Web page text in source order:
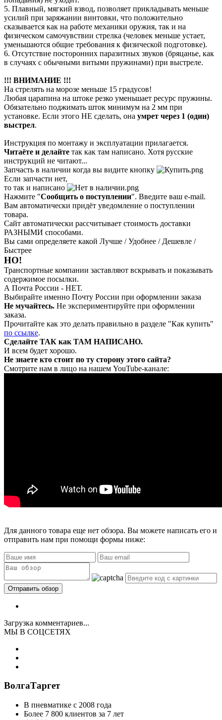
5. Плавный, мягкий взвод, позволяет прикладывать меньше
усилий при заряжании винтовки, что положительно
сказывается как на работе механики оружия, так и на
физическом самочувствии стрелка (человек меньше устает,
уменьшаются общие требования к физической подготовке).
6. Отсутствие посторонних паразитных звуков (бряцанье, как
в случаях с обычными витыми пружинами) при выстреле.
!!! ВНИМАНИЕ !!!
На стрелять на морозе меньше 15 градусов!
Любая царапина на штоке резко уменьшает ресурс пружины.
Обязательно поджимать шток минимум на 2 мм при
установке. Если этого НЕ сделать, она умрет через 1 (один)
выстрел.
Инструкция по монтажу и эксплуатации прилагается.
Читаёте и делайте так как там написано. Хотя русские
инструкций не читают...
Запчасть в наличии когда вы видите кнопку
Если запчасти нет,
то так и написано
Нажмите "Сообщить о поступлении". Введите ваш e-mail.
Вам автоматически придёт уведомление о поступлении
товара.
Сайт автоматически рассчитывает стоимость доставки
РАЗНЫМИ способами.
Вы сами определяете какой Лучше / Удобнее / Дешевле /
Быстрее
НО!
Транспортные компании заставляют вскрывать и показывать
содержимое посылки.
А Почта России - НЕТ.
Выбирайте именно Почту России при оформлении заказа
Не мучайтесь. Не экспериментируйте при оформлении
заказа.
Прочитайте как это делать правильно в разделе "Как купить"
по ссылке.
Сделайте ТАК как ТАМ НАПИСАНО.
И всем будет хорошо.
Не знаете кто стоит по ту сторону этого сайта?
Смотрите нам в лицо на нашем YouTube-канале:
Для данного товара еще нет обзора. Вы можете написать его и
отправить нам при помощи формы ниже:
Загрузка комментариев...
МЫ В СОЦСЕТЯХ
ВолгаТаргет
В пневматике с 2008 года
Более 7 800 клиентов за 7 лет